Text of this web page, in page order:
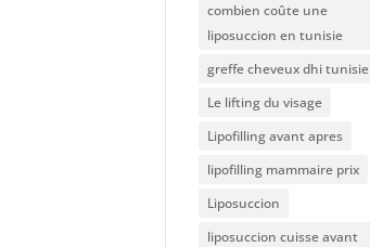
combien coûte une
liposuccion en tunisie
greffe cheveux dhi tunisie
Le lifting du visage
Lipofilling avant apres
lipofilling mammaire prix
Liposuccion
liposuccion cuisse avant